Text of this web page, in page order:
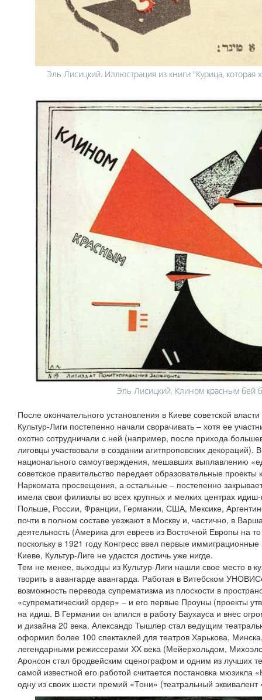
Эль Лисицкий. Иллюстрация из книги "Курица, которая
Эль Лисицкий. Клином красным бей
После окончательного установления в Киеве советской
Культур-Лиги постепенно начали сворачивать – хотя ее
охотно сотрудничали с ней (например, после прихода
лиговцы участвовали в создании агитпроповских декораций).
национального самоутверждения, мешавших выплавлению
советское правительство передает образовательные проекты
Наркомата просвещения, а остальные – постепенно
имела свои филиалы во всех крупных и мелких центрах
Польше, России, Франции, Германии, США, Мексике,
почти в полном составе уезжают в Москву и, частично, в
деятельность (Америка для евреев из Восточной Европы на
поскольку в 1921 году Конгресс ввел первые иммиграционные
Киеве, Культур-Лиге не удастся достичь уже нигде.
Тем не менее, выходцы из Культур-Лиги нашли свое место в
творить в авангарде авангарда. Работая в Витебском
возможность перевода супрематизма из плоскости в
«супрематический ордер» – и его первые Проуны (проекты
на идиш. В Германии он влился в работу Баухауса и внес
и дизайна 20 века. Александр Тышлер стал ведущим
оформил более 100 спектаклей для театров Харькова,
легендарными режиссерами ХХ века (Мейерхольдом,
Аронсон стал бродвейским сценографом и одним из лучших
самой известной его работой считается постановка мюзикла
одну из своих шести премий «Тони» (театральный